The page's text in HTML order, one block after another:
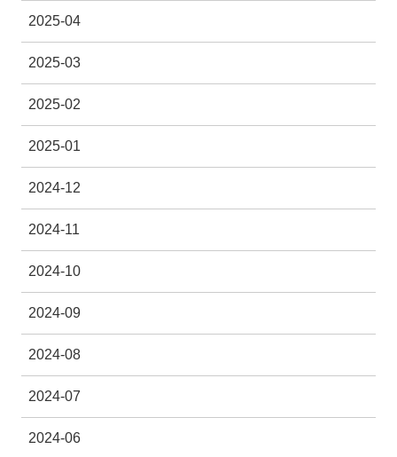
2025-04
2025-03
2025-02
2025-01
2024-12
2024-11
2024-10
2024-09
2024-08
2024-07
2024-06